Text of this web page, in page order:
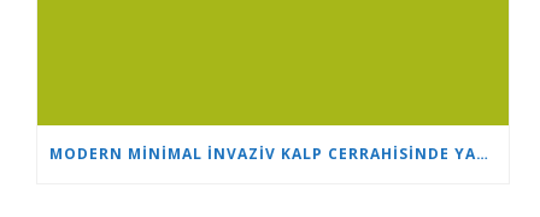
MODERN MINIMAL INVAZIV KALP CERRAHISINDE YAŞ SADECE BIR SAYIDIR